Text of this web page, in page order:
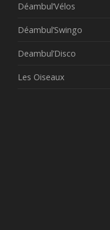
Déambul’Vélos
Déambul’Swingo
Deambul’Disco
Les Oiseaux